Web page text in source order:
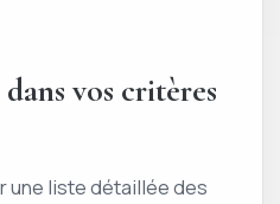
vos critères
une liste détaillée des